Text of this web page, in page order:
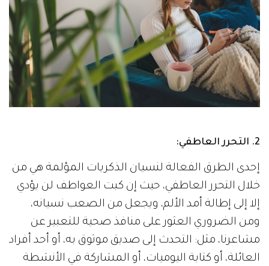
2. التحرر العاطفي:
إحدى الطرق الفعالة لنسيان الذكريات المؤلمة هي من
خلال التحرر العاطفي، حيث إن كبت العواطف لن يؤدي
إلا إلى إطالة أمد الألم، ويجعل من الصعب نسيانه،
ومن الضروري العثور على منافذ صحية للتعبير عن
مشاعرنا، مثل: التحدث إلى صديق موثوق به، أو أحد أفراد
العائلة، أو كتابة اليوميات، أو المشاركة في الأنشطة